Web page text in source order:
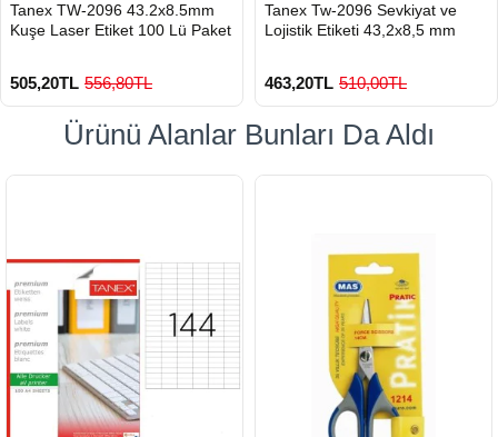
GÖNDERİ
900 TL Üzeri Kargo Ücretsiz
Tanex TW-2096 43.2x8.5mm
Kuşe Laser Etiket 100 Lü Paket
505,20TL 556,80TL
GÖNDERİ
900 TL Üzeri Kargo Ücretsiz
Tanex Tw-2096 Sevkiyat ve
Lojistik Etiketi 43,2x8,5 mm
463,20TL 510,00TL
Ürünü Alanlar Bunları Da Aldı